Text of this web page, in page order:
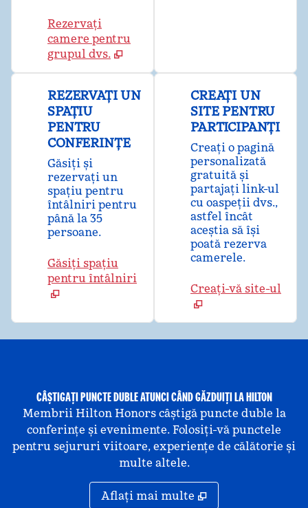
Rezervați
camere pentru
grupul dvs.
REZERVAȚI UN
SPAȚIU
PENTRU
CONFERINȚE
Găsiți și
rezervați un
spațiu pentru
întâlniri pentru
până la 35
persoane.
Găsiți spațiu
pentru întâlniri
CREAȚI UN
SITE PENTRU
PARTICIPANȚI
Creați o pagină
personalizată
gratuită și
partajați link-ul
cu oaspeții dvs.,
astfel încât
aceștia să își
poată rezerva
camerele.
Creați-vă site-ul
CÂȘTIGAȚI PUNCTE DUBLE ATUNCI CÂND GĂZDUIȚI LA HILTON
Membrii Hilton Honors câștigă puncte duble la
conferințe și evenimente. Folosiți-vă punctele
pentru sejururi viitoare, experiențe de călătorie și
multe altele.
Aflaţi mai multe